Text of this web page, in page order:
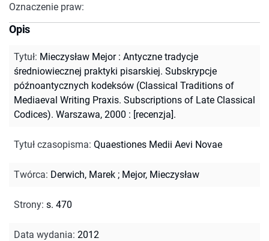
Oznaczenie praw:
Opis
Tytuł: Mieczysław Mejor : Antyczne tradycje
średniowiecznej praktyki pisarskiej. Subskrypcje
późnoantycznych kodeksów (Classical Traditions of
Mediaeval Writing Praxis. Subscriptions of Late Classical
Codices). Warszawa, 2000 : [recenzja].
Tytuł czasopisma: Quaestiones Medii Aevi Novae
Twórca: Derwich, Marek ; Mejor, Mieczysław
Strony: s. 470
Data wydania: 2012